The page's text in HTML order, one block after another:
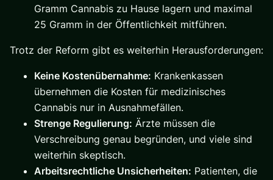
Gramm Cannabis zu Hause lagern und maximal
25 Gramm in der Öffentlichkeit mitführen.
Trotz der Reform gibt es weiterhin Herausforderungen:
Keine Kostenübernahme: Krankenkassen
übernehmen die Kosten für medizinisches
Cannabis nur in Ausnahmefällen.
Strenge Regulierung: Ärzte müssen die
Verschreibung genau begründen, und viele sind
weiterhin skeptisch.
Arbeitsrechtliche Unsicherheiten: Patienten, die